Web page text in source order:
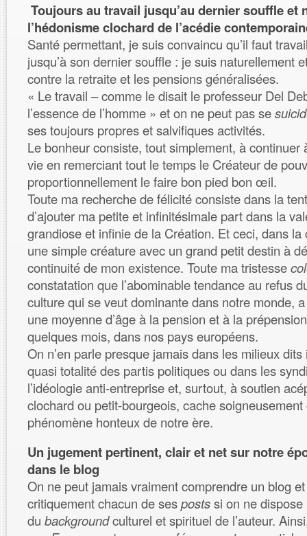
Toujours au travail jusqu’au dernier souffle et
l’hédonisme clochard de l’acédie
Santé permettant, je suis convaincu qu’il faut
jusqu’à son dernier souffle : je suis naturellement
contre la retraite et les pensions généralisées.
« Le travail – comme le disait le professeur Del
l’essence de l’homme » et on ne peut pas se
ses toujours propres et salvifiques activités.
Le bonheur consiste, tout simplement, à continuer
vie en remerciant tout le temps le Créateur de
proportionnellement le faire bon pied bon œil.
Toute ma recherche de félicité consiste dans la
d’ajouter ma petite et infinitésimale part dans la
grandiose et infinie de la Création. Et ceci, dans la
une simple créature avec un grand petit destin à
continuité de mon existence. Toute ma tristesse
constatation que l’abominable tendance au refus
culture qui se veut dominante dans notre monde,
une moyenne d’âge à la pension et à la
quelques mois, dans nos pays européens.
On n’en parle presque jamais dans les milieux
quasi totalité des partis politiques ou dans les
l’idéologie anti-entreprise et, surtout, à soutien
clochard ou petit-bourgeois, cache
phénomène honteux de notre ère.
Un jugement pertinent, clair et net sur notre
dans le blog
On ne peut jamais vraiment comprendre un blog
critiquement chacun de sespostssi on ne dispose
du backgroundculturel et spirituel de l’auteur.